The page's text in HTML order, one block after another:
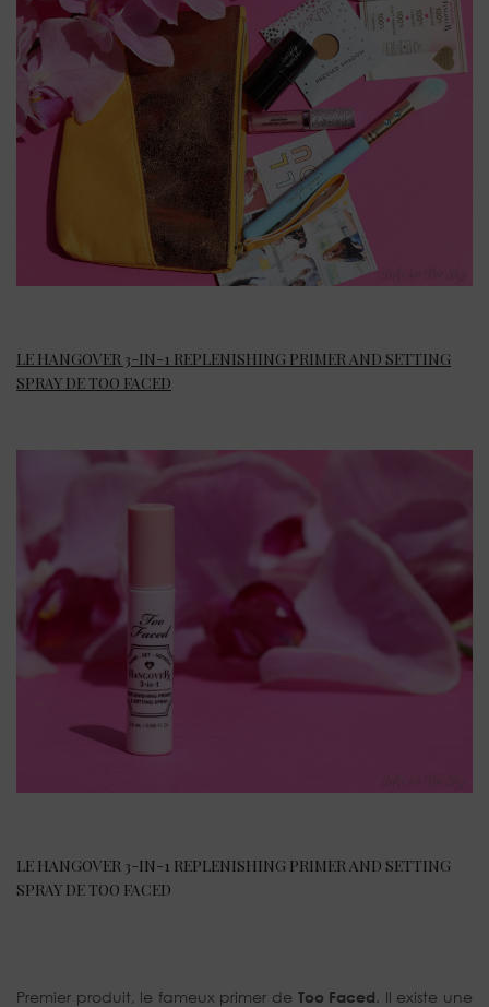
LE HANGOVER 3-IN-1 REPLENISHING PRIMER AND SETTING
SPRAY DE TOO FACED
LE HANGOVER 3-IN-1 REPLENISHING PRIMER AND SETTING
SPRAY DE TOO FACED
Premier produit, le fameux primer de Too Faced. Il existe une